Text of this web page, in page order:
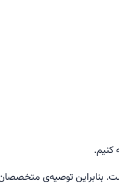
بنابراین توصیه‌ی